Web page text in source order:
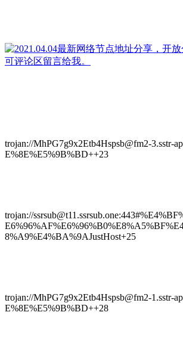
trojan://MhPG7g9x2Etb4Hspsb@fm2-3.sstr-
E%8E%E5%9B%BD++23
trojan://
8%A9%E4%BA%9AJustHost+25
trojan://MhPG7g9x2Etb4Hspsb@fm2-1.sstr-
E%8E%E5%9B%BD++28